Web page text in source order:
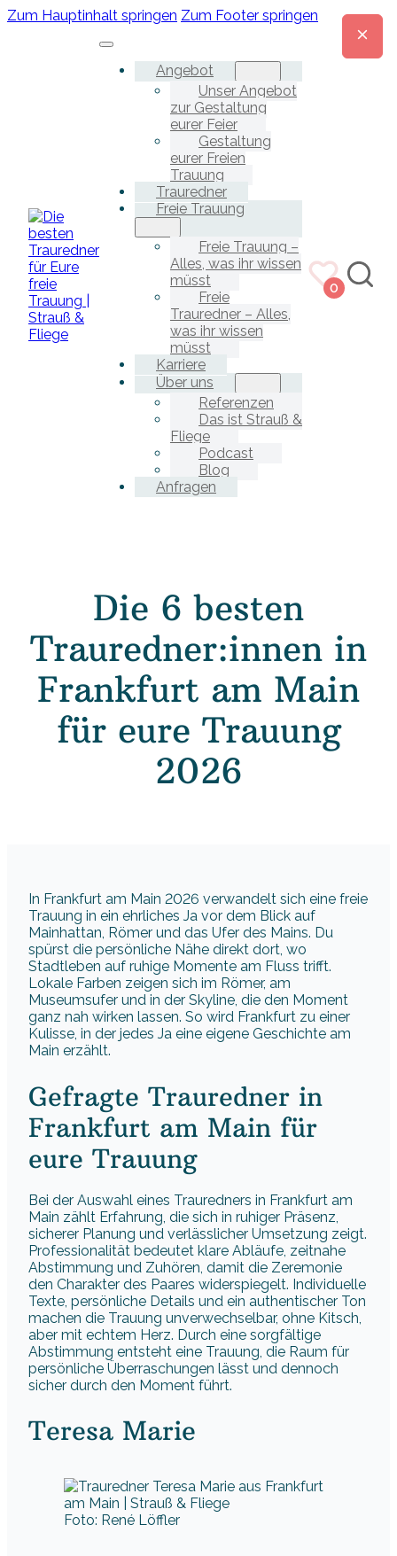
Zum Hauptinhalt springen Zum Footer springen
Angebot
Unser Angebot
zur Gestaltung
eurer Feier
Gestaltung
eurer Freien
Trauung
Trauredner
Freie Trauung
Freie Trauung –
Alles, was ihr wissen
müsst
Freie
Trauredner – Alles,
was ihr wissen
müsst
Karriere
Über uns
Referenzen
Das ist Strauß &
Fliege
Podcast
Blog
Anfragen
0
Die 6 besten
Trauredner:innen in
Frankfurt am Main
für eure Trauung
2026
In Frankfurt am Main 2026 verwandelt sich eine freie
Trauung in ein ehrliches Ja vor dem Blick auf
Mainhattan, Römer und das Ufer des Mains. Du
spürst die persönliche Nähe direkt dort, wo
Stadtleben auf ruhige Momente am Fluss trifft.
Lokale Farben zeigen sich im Römer, am
Museumsufer und in der Skyline, die den Moment
ganz nah wirken lassen. So wird Frankfurt zu einer
Kulisse, in der jedes Ja eine eigene Geschichte am
Main erzählt.
Gefragte Trauredner in
Frankfurt am Main für
eure Trauung
Bei der Auswahl eines Trauredners in Frankfurt am
Main zählt Erfahrung, die sich in ruhiger Präsenz,
sicherer Planung und verlässlicher Umsetzung zeigt.
Professionalität bedeutet klare Abläufe, zeitnahe
Abstimmung und Zuhören, damit die Zeremonie
den Charakter des Paares widerspiegelt. Individuelle
Texte, persönliche Details und ein authentischer Ton
machen die Trauung unverwechselbar, ohne Kitsch,
aber mit echtem Herz. Durch eine sorgfältige
Abstimmung entsteht eine Trauung, die Raum für
persönliche Überraschungen lässt und dennoch
sicher durch den Moment führt.
Teresa Marie
Foto: René Löffler